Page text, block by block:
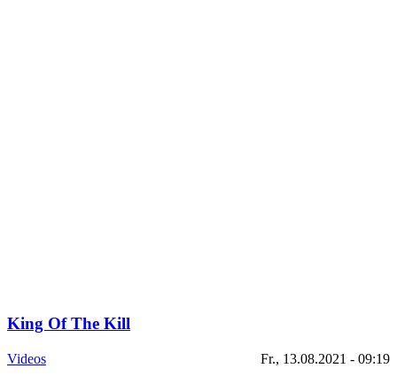
King Of The Kill
Videos Fr., 13.08.2021 - 09:19